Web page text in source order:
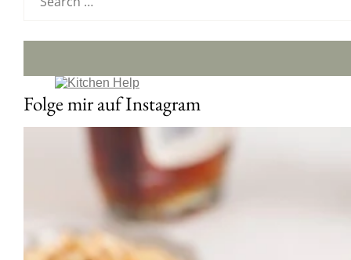
Folge mir auf Instagram